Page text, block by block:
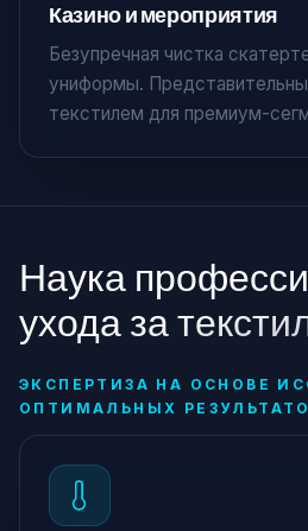
Казино и мероприятия
Безупречная чистка
униформы.
текстилем для премиум-
Наука
ухода за
ЭКСПЕРТИЗА НА ОСНОВЕ
ОПТИМАЛЬНЫХ